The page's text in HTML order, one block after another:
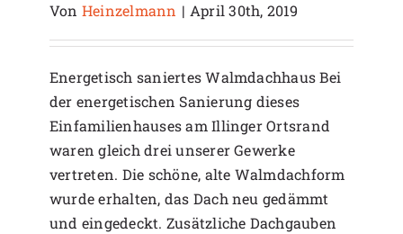
Von Heinzelmann | April 30th, 2019
Energetisch saniertes Walmdachhaus Bei
der energetischen Sanierung dieses
Einfamilienhauses am Illinger Ortsrand
waren gleich drei unserer Gewerke
vertreten. Die schöne, alte Walmdachform
wurde erhalten, das Dach neu gedämmt
und eingedeckt. Zusätzliche Dachgauben